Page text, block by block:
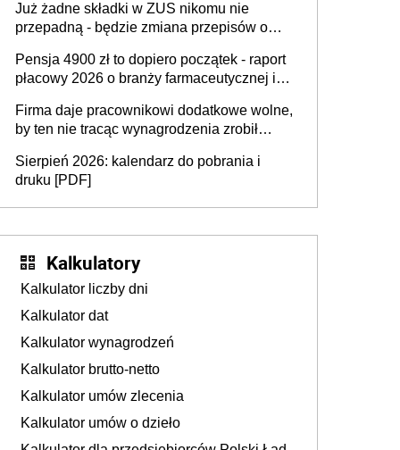
Już żadne składki w ZUS nikomu nie
przepadną - będzie zmiana przepisów o
ubezpieczeniom społecznym
Pensja 4900 zł to dopiero początek - raport
płacowy 2026 o branży farmaceutycznej i
Firma daje pracownikowi dodatkowe wolne,
by ten nie tracąc wynagrodzenia zrobił
sprawdza
Sierpień 2026: kalendarz do pobrania i
druku [PDF]
Kalkulatory
Kalkulator liczby dni
Kalkulator dat
Kalkulator wynagrodzeń
Kalkulator brutto-netto
Kalkulator umów zlecenia
Kalkulator umów o dzieło